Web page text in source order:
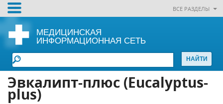
ВСЕ РАЗДЕЛЫ
МЕДИЦИНСКАЯ
ИНФОРМАЦИОННАЯ СЕТЬ
Эвкалипт-плюс (Eucalyptus-
plus)